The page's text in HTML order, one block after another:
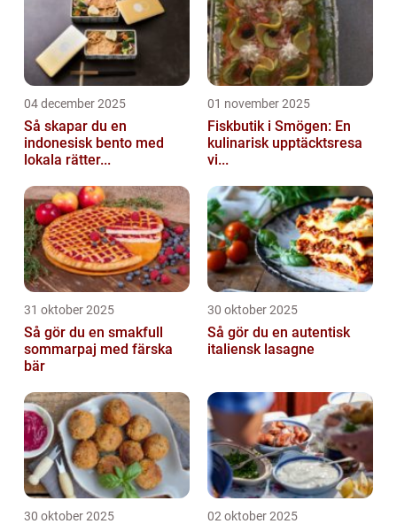
04 december 2025
Så skapar du en
indonesisk bento med
lokala rätter...
01 november 2025
Fiskbutik i Smögen: En
kulinarisk upptäcktsresa
vi...
31 oktober 2025
Så gör du en smakfull
sommarpaj med färska
bär
30 oktober 2025
Så gör du en autentisk
italiensk lasagne
30 oktober 2025 02 oktober 2025